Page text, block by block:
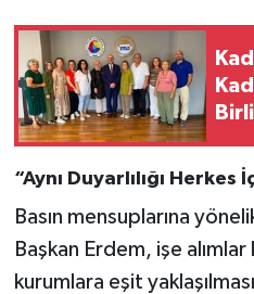
“Aynı Duyarlılığı Herkes
Basın mensuplarına
Başkan Erdem, işe
kurumlara eşit